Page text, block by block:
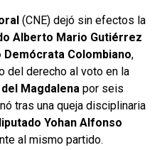
(CNE) dejó sin efectos la
Alberto Mario Gutiérrez
Demócrata Colombiano,
del derecho al voto en la
Magdalenapor seis
tras una queja disciplinaria
Yohan Alfonso
al mismo partido.